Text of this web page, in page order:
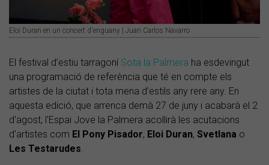
Eloi Duran en un concert d'enguany | Juan Carlos Navarro
El festival d’estiu tarragoní Sota la Palmera ha esdevingut
una programació de referència que té en compte els
artistes de la ciutat i tota mena d’estils any rere any. En
aquesta edició, que arrenca demà 27 de juny i acabarà el 2
d'agost, l'Espai Jove la Palmera acollirà les acutacions
d'artistes com El Pony Pisador, Eloi Duran, Svetlana o
Les Testarudes.